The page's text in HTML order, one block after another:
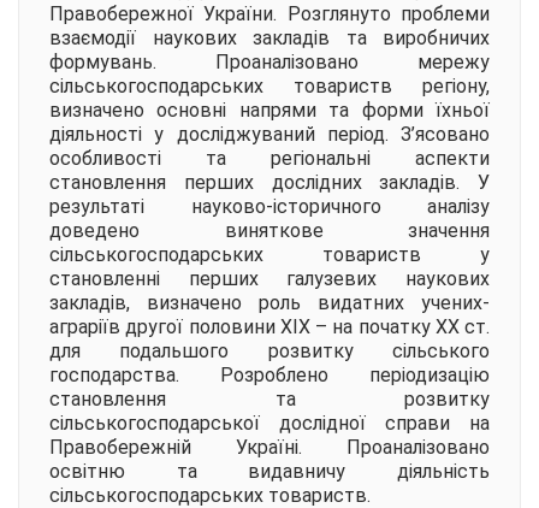
Правобережної України. Розглянуто проблеми
взаємодії наукових закладів та виробничих
формувань. Проаналізовано мережу
сільськогосподарських товариств регіону,
визначено основні напрями та форми їхньої
діяльності у досліджуваний період. З’ясовано
особливості та регіональні аспекти
становлення перших дослідних закладів. У
результаті науково-історичного аналізу
доведено виняткове значення
сільськогосподарських товариств у
становленні перших галузевих наукових
закладів, визначено роль видатних учених-
аграріїв другої половини ХІХ – на початку ХХ ст.
для подальшого розвитку сільського
господарства. Розроблено періодизацію
становлення та розвитку
сільськогосподарської дослідної справи на
Правобережній Україні. Проаналізовано
освітню та видавничу діяльність
сільськогосподарських товариств.